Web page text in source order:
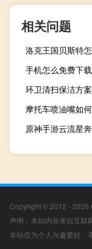
相关问题
洛克王国贝斯特
手机怎么免费下
环卫清扫保洁方
摩托车喷油嘴如
原神手游云流星
Copyright © 2012 - 2026
声明：本站内容来自互联
本站仅为个人兴趣爱好，